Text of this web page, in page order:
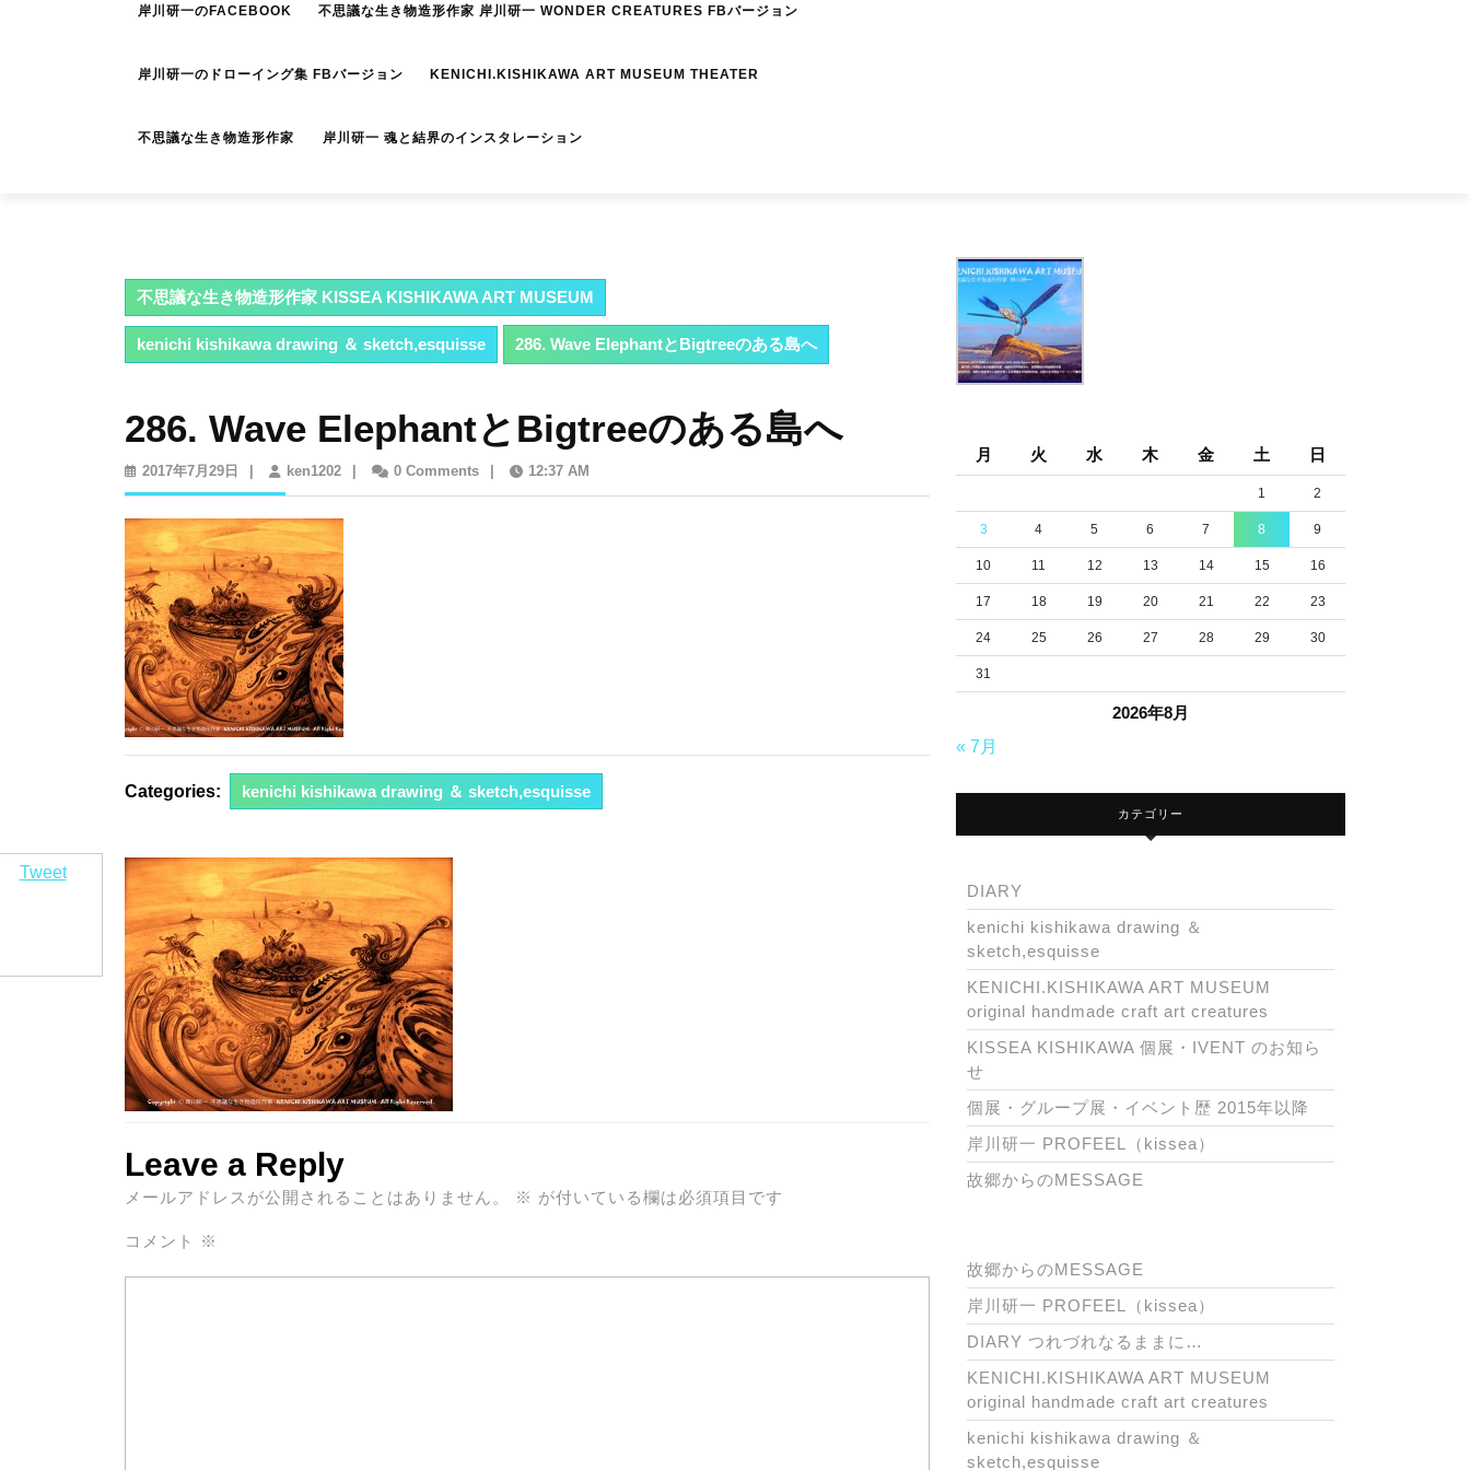
岸川研一のFACEBOOK 不思議な生き物造形作家 岸川研一 WONDER CREATURES FBバージョン
岸川研一のドローイング集 FBバージョン KENICHI.KISHIKAWA ART MUSEUM THEATER
不思議な生き物造形作家 岸川研一 魂と結界のインスタレーション
不思議な生き物造形作家 KISSEA KISHIKAWA ART MUSEUM
kenichi kishikawa drawing ＆ sketch,esquisse 286. Wave ElephantとBigtreeのある島へ
286. Wave ElephantとBigtreeのある島へ
2017年7月29日
2017
年
月
29
日
ken1202ken12020 Comments 12:37 AM
Categories: kenichi kishikawa drawing ＆ sketch,esquisse
Tweet
Leave a Reply
メールアドレスが公開されることはありません。 ※ が付いている欄は必須項目です
コメント ※
2026年8月
月 火 水 木 金 土 日
1 2
3 4 5 6 7 8 9
10 11 12 13 14 15 16
17 18 19 20 21 22 23
24 25 26 27 28 29 30
31
« 7月
カテゴリー
DIARY
kenichi kishikawa drawing ＆
sketch,esquisse
KENICHI.KISHIKAWA ART MUSEUM
original handmade craft art creatures
KISSEA KISHIKAWA 個展・IVENT のお知ら
せ
個展・グループ展・イベント歴 2015年以降
岸川研一 PROFEEL（kissea）
故郷からのMESSAGE
故郷からのMESSAGE
岸川研一 PROFEEL（kissea）
DIARY つれづれなるままに…
KENICHI.KISHIKAWA ART MUSEUM
original handmade craft art creatures
kenichi kishikawa drawing ＆
sketch,esquisse